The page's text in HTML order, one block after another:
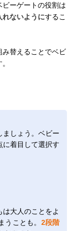
ーゲートの役割は
れないようにするこ
替えることでベビ
ましょう。ベビー
に着目して選択す
大人のことをよ
うことも。 2段階